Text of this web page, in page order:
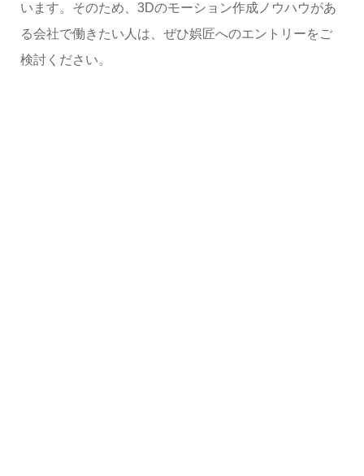
います。そのため、3Dのモーション作成ノウハウがあ
る会社で働きたい人は、ぜひ娯匠へのエントリーをご
検討ください。